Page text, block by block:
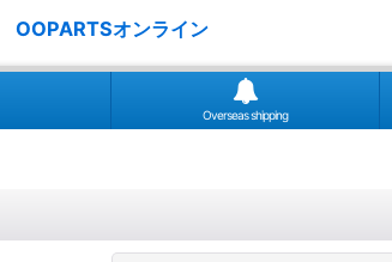
OOPARTSオンライン
Overseas shipping